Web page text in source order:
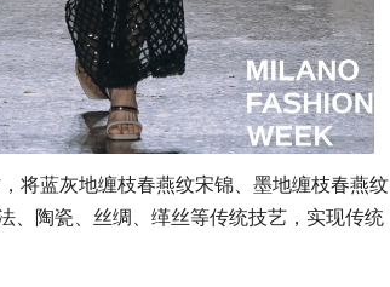
将蓝灰地缠枝春燕纹宋锦、墨地缠枝春燕纹
、陶瓷、丝绸、缂丝等传统技艺，实现传统